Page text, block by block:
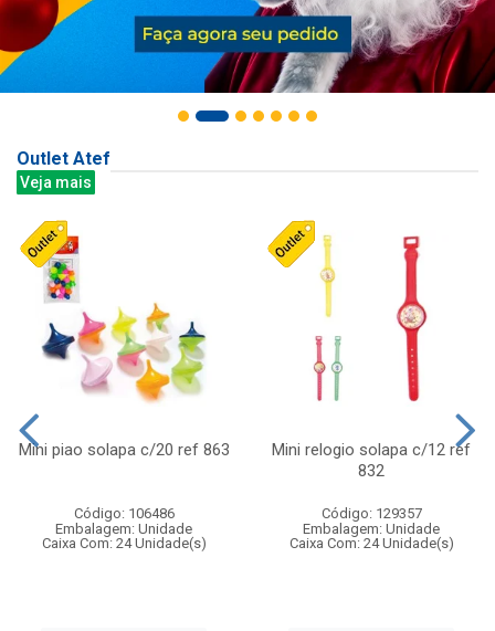
Outlet Atef
Veja mais
Mini piao solapa c/20 ref 863
Código: 106486
Embalagem: Unidade
Caixa Com: 24 Unidade(s)
Mini relogio solapa c/12 ref
832
Código: 129357
Embalagem: Unidade
Caixa Com: 24 Unidade(s)